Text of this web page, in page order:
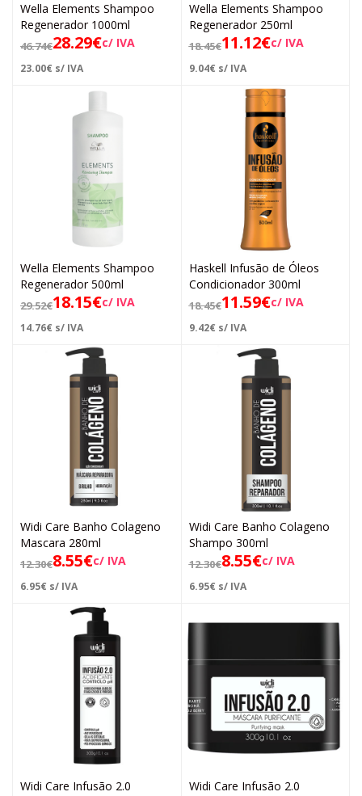
Wella Elements Shampoo
Regenerador 1000ml
46.74€28.29€c/ IVA
23.00€ s/ IVA
Wella Elements Shampoo
Regenerador 250ml
18.45€11.12€c/ IVA
9.04€ s/ IVA
Wella Elements Shampoo
Regenerador 500ml
29.52€18.15€c/ IVA
14.76€ s/ IVA
Haskell Infusão de Óleos
Condicionador 300ml
18.45€11.59€c/ IVA
9.42€ s/ IVA
Widi Care Banho Colageno
Mascara 280ml
12.30€8.55€c/ IVA
6.95€ s/ IVA
Widi Care Banho Colageno
Shampo 300ml
12.30€8.55€c/ IVA
6.95€ s/ IVA
Widi Care Infusão 2.0
Widi Care Infusão 2.0